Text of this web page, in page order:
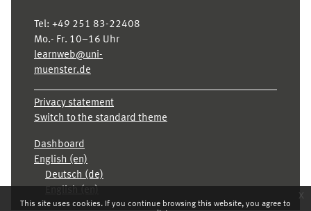
This site uses cookies. If you continue browsing this website, you agree to
x
Tel: +49 251 83-22408
Mo.- Fr. 10–16 Uhr
learnweb@uni-
muenster.de
Privacy statement
Switch to the standard theme
Dashboard
English ‎(en)‎
Deutsch ‎(de)‎